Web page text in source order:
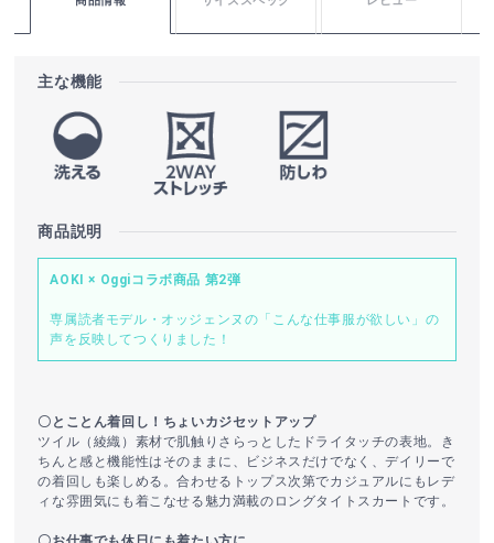
主な機能
商品説明
AOKI × Oggiコラボ商品 第2弾
専属読者モデル・オッジェンヌの「こんな仕事服が欲しい」の
声を反映してつくりました！
〇とことん着回し！ちょいカジセットアップ
ツイル（綾織）素材で肌触りさらっとしたドライタッチの表地。き
ちんと感と機能性はそのままに、ビジネスだけでなく、デイリーで
の着回しも楽しめる。合わせるトップス次第でカジュアルにもレデ
ィな雰囲気にも着こなせる魅力満載のロングタイトスカートです。